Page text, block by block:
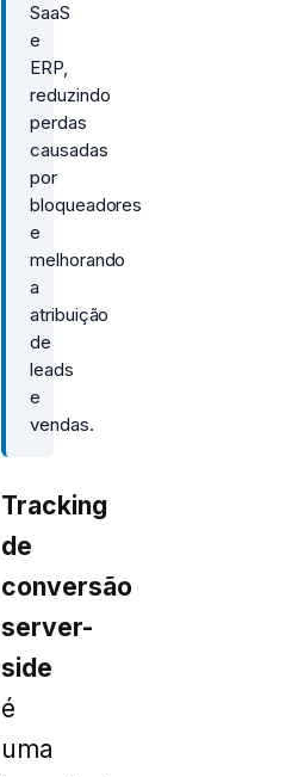
SaaS
e
ERP,
reduzindo
perdas
causadas
por
bloqueadores
e
melhorando
a
atribuição
de
leads
e
vendas.
Tracking
de
conversão
server-
side
é
uma